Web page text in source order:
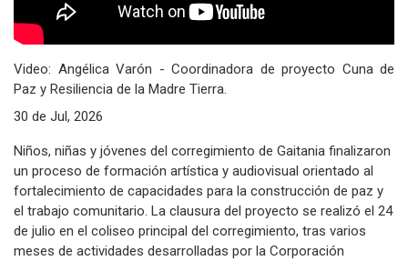
Video: Angélica Varón - Coordinadora de proyecto Cuna de
Paz y Resiliencia de la Madre Tierra.
30 de Jul, 2026
Niños, niñas y jóvenes del corregimiento de Gaitania finalizaron
un proceso de formación artística y audiovisual orientado al
fortalecimiento de capacidades para la construcción de paz y
el trabajo comunitario. La clausura del proyecto se realizó el 24
de julio en el coliseo principal del corregimiento, tras varios
meses de actividades desarrolladas por la Corporación